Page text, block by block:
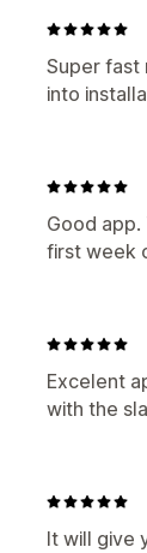
Super fast
into
Good
first week
Excelent
with the
It will give